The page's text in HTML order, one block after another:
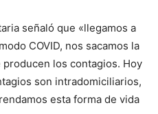
señaló que «llegamos a
COVID, nos sacamos la
los contagios. Hoy
son intradomiciliarios,
esta forma de vida